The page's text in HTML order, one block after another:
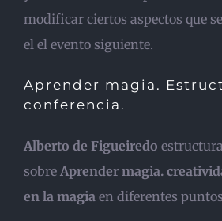
modificar ciertos aspectos que
el el evento siguiente.
Aprender magia.
conferencia.
Alberto de Figueiredo
sobre Aprender magia.
en la magia en diferentes